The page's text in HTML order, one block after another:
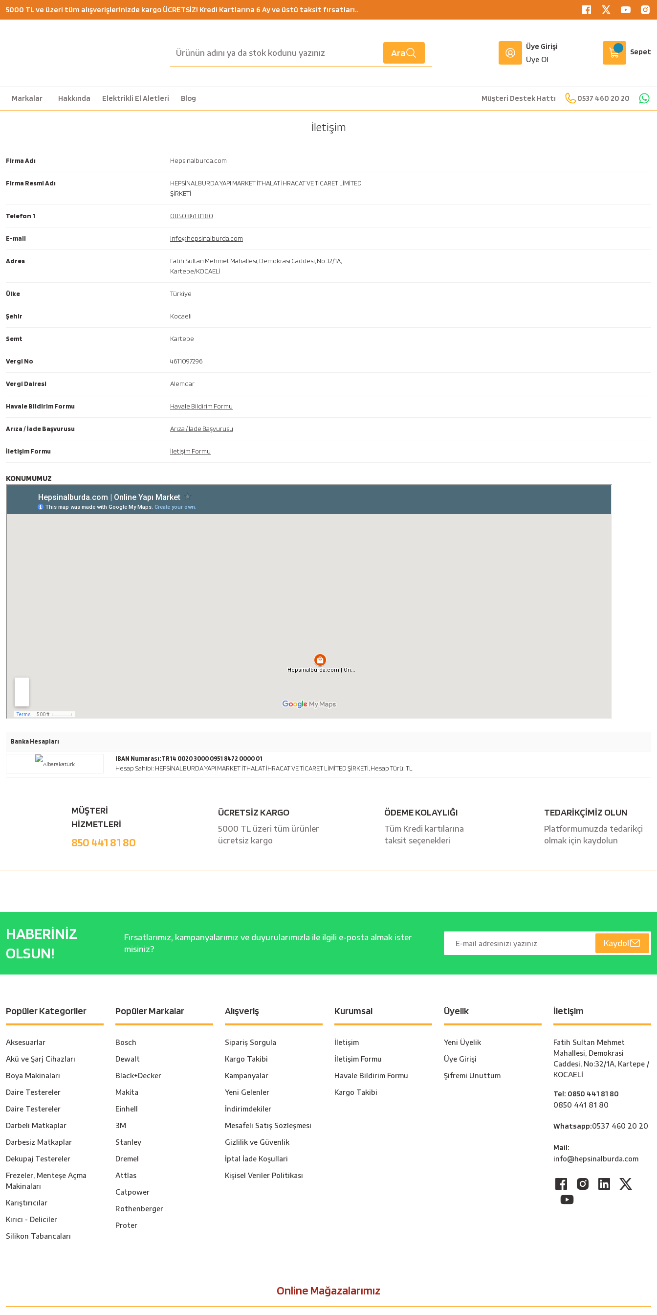
5000 TL ve üzeri tüm alışverişlerinizde kargo ÜCRETSİZ! Kredi Kartlarına 6 Ay ve üstü taksit fırsatları..
Ara
Üye Girişi
Üye Ol
Sepet
Markalar Hakkında Elektrikli El Aletleri Blog Müşteri Destek Hattı 0537 460 20 20
İletişim
Firma Adı Hepsinalburda.com
Firma Resmi Adı
HEPSİNALBURDA YAPI MARKET İTHALAT İHRACAT VE TİCARET LİMİTED
ŞİRKETİ
Telefon 1 0850 841 81 80
E-mail info@hepsinalburda.com
Adres
Fatih Sultan Mehmet Mahallesi, Demokrasi Caddesi, No:32/1A,
Kartepe/KOCAELİ
Ülke Türkiye
Şehir Kocaeli
Semt Kartepe
Vergi No 4611097296
Vergi Dairesi Alemdar
Havale Bildirim Formu Havale Bildirim Formu
Arıza / İade Başvurusu Arıza / İade Başvurusu
İletişim Formu İletişim Formu
KONUMUMUZ
Banka Hesapları
IBAN Numarası: TR14 0020 3000 0951 8472 0000 01
Hesap Sahibi: HEPSİNALBURDA YAPI MARKET İTHALAT İHRACAT VE TİCARET LİMİTED ŞİRKETİ, Hesap Türü: TL
MÜŞTERİ
HİZMETLERİ
850 441 81 80
ÜCRETSİZ KARGO
5000 TL üzeri tüm ürünler
ücretsiz kargo
ÖDEME KOLAYLIĞI
Tüm Kredi kartılarına
taksit seçenekleri
TEDARİKÇİMİZ OLUN
Platformumuzda tedarikçi
olmak için kaydolun
HABERİNİZ
OLSUN!
Fırsatlarımız, kampanyalarımız ve duyurularımızla ile ilgili e-posta almak ister
misiniz?
Kaydol
Popüler Kategoriler
Aksesuarlar
Akü ve Şarj Cihazları
Boya Makinaları
Daire Testereler
Daire Testereler
Darbeli Matkaplar
Darbesiz Matkaplar
Dekupaj Testereler
Frezeler, Menteşe Açma
Makinaları
Karıştırıcılar
Kırıcı - Deliciler
Silikon Tabancaları
Popüler Markalar
Bosch
Dewalt
Black+Decker
Maki̇ta
Ei̇nhell
3M
Stanley
Dremel
Attlas
Catpower
Rothenberger
Proter
Alışveriş
Sipariş Sorgula
Kargo Takibi
Kampanyalar
Yeni Gelenler
İndirimdekiler
Mesafeli Satış Sözleşmesi
Gizlilik ve Güvenlik
İptal İade Koşullari
Kişisel Veriler Politikası
Kurumsal
İletişim
İletişim Formu
Havale Bildirim Formu
Kargo Takibi
Üyelik
Yeni Üyelik
Üye Girişi
Şifremi Unuttum
İletişim
Fatih Sultan Mehmet
Mahallesi, Demokrasi
Caddesi, No:32/1A, Kartepe /
KOCAELİ
Tel: 0850 441 81 80
0850 441 81 80
Whatsapp:0537 460 20 20
Mail:
info@hepsinalburda.com
Online Mağazalarımız